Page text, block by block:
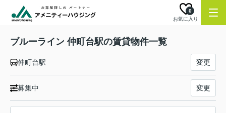
お気に入り
0
ブルーライン 仲町台駅の賃貸物件一覧
仲町台駅 変更
募集中 変更